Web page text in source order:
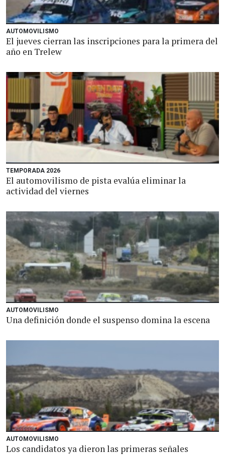
AUTOMOVILISMO
El jueves cierran las inscripciones para la primera del
año en Trelew
TEMPORADA 2026
El automovilismo de pista evalúa eliminar la
actividad del viernes
AUTOMOVILISMO
Una definición donde el suspenso domina la escena
AUTOMOVILISMO
Los candidatos ya dieron las primeras señales